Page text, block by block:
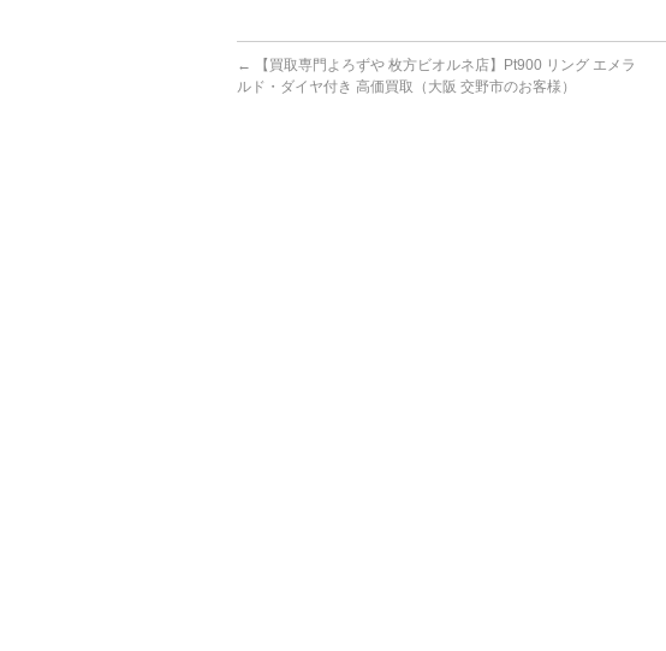
←
【買取専門よろずや 枚方ビオルネ店】Pt900 リング エメラ
ルド・ダイヤ付き 高価買取（大阪 交野市のお客様）